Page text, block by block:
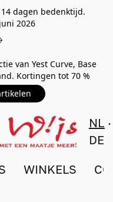
dagen bedenktijd.
2026
van Yest Curve, Base
Kortingen tot 70 %
NL
DE
WINKELS